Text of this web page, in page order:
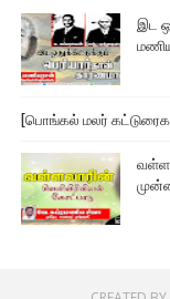
இட
[பொங்கல் மலர்